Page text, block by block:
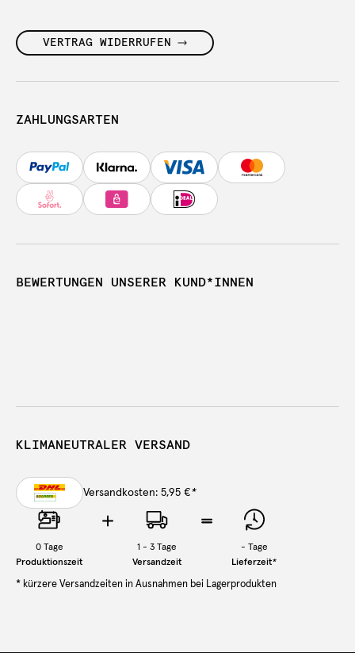
VERTRAG WIDERRUFEN
ZAHLUNGSARTEN
BEWERTUNGEN UNSERER KUND*INNEN
KLIMANEUTRALER VERSAND
Versandkosten: 5,95 €*
0Tage
Produktionszeit
1 - 3 Tage
Versandzeit
- Tage
Lieferzeit*
* kürzere Versandzeiten in Ausnahmen bei Lagerprodukten